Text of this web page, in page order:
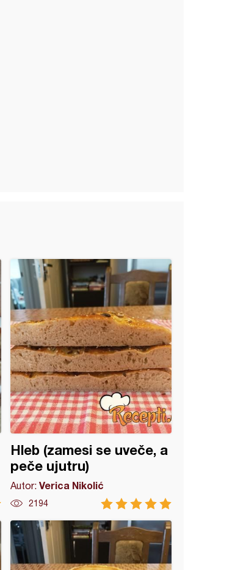
Hleb (zamesi se uveče, a
peče ujutru)
Autor:Verica Nikolić
2194